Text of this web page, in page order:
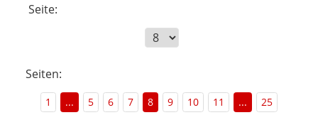
Seite:
Seiten:
1 ... 5 6 7 8 9 10 11 ... 25